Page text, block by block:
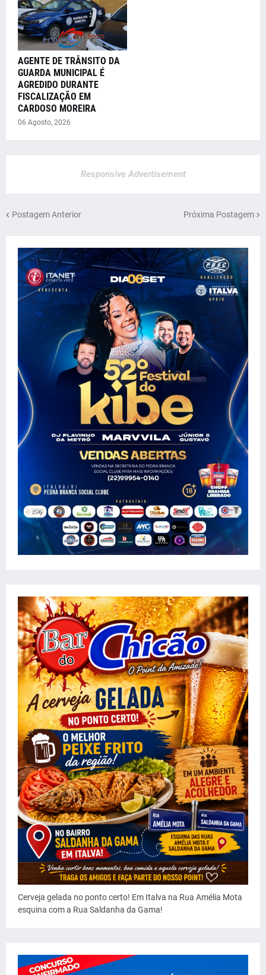
AGENTE DE TRÂNSITO DA
GUARDA MUNICIPAL É
AGREDIDO DURANTE
FISCALIZAÇÃO EM
CARDOSO MOREIRA
06 Agosto, 2026
Responsive Advertisement
Postagem Anterior Próxima Postagem
Cerveja gelada no ponto certo! Em Italva na Rua Amélia Mota
esquina com a Rua Saldanha da Gama!